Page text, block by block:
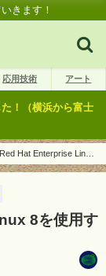
きます！
応用技術 アート
！（横浜から富士
Hat Enterprise Linux
8を使用す